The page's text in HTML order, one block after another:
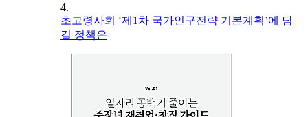
4.
초고령사회 ‘제1차 국가인구전략 기본계획’에 담
길 정책은